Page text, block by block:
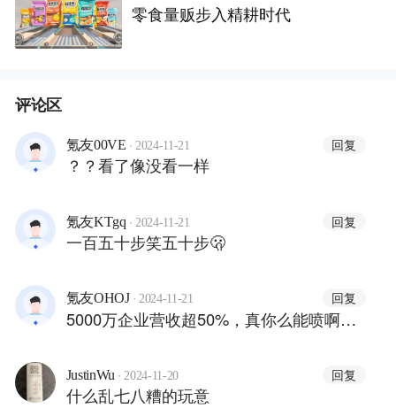
零食量贩步入精耕时代
评论区
氪友00VE · 2024-11-21 回复
？？看了像没看一样
氪友KTgq · 2024-11-21 回复
一百五十步笑五十步🫢
氪友OHOJ · 2024-11-21 回复
5000万企业营收超50%，真你么能喷啊…
JustinWu · 2024-11-20 回复
什么乱七八糟的玩意